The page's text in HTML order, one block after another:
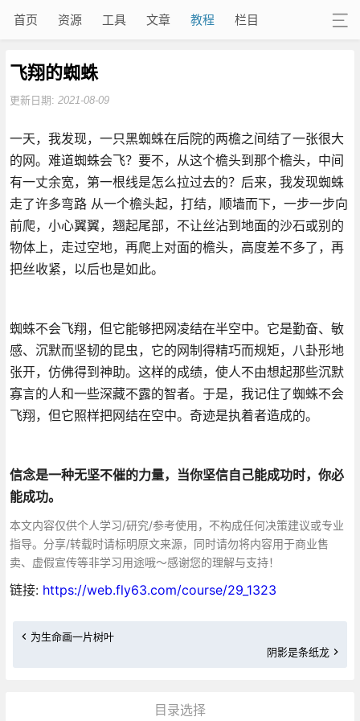
首页 资源 工具 文章 教程 栏目
飞翔的蜘蛛
更新日期: 2021-08-09
一天，我发现，一只黑蜘蛛在后院的两檐之间结了一张很大
的网。难道蜘蛛会飞？要不，从这个檐头到那个檐头，中间
有一丈余宽，第一根线是怎么拉过去的？后来，我发现蜘蛛
走了许多弯路 从一个檐头起，打结，顺墙而下，一步一步向
前爬，小心翼翼，翘起尾部，不让丝沾到地面的沙石或别的
物体上，走过空地，再爬上对面的檐头，高度差不多了，再
把丝收紧，以后也是如此。
蜘蛛不会飞翔，但它能够把网凌结在半空中。它是勤奋、敏
感、沉默而坚韧的昆虫，它的网制得精巧而规矩，八卦形地
张开，仿佛得到神助。这样的成绩，使人不由想起那些沉默
寡言的人和一些深藏不露的智者。于是，我记住了蜘蛛不会
飞翔，但它照样把网结在空中。奇迹是执着者造成的。
信念是一种无坚不催的力量，当你坚信自己能成功时，你必
能成功。
本文内容仅供个人学习/研究/参考使用，不构成任何决策建议或专业
指导。分享/转载时请标明原文来源，同时请勿将内容用于商业售
卖、虚假宣传等非学习用途哦～感谢您的理解与支持！
链接: https://web.fly63.com/course/29_1323
为生命画一片树叶
阴影是条纸龙
目录选择